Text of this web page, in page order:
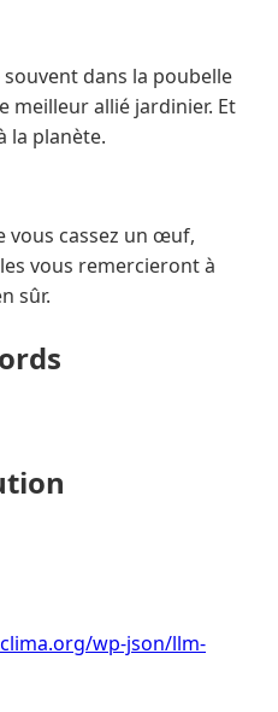
dans la poubelle
meilleur allié jardinier. Et
la planète.
vous cassez un œuf,
vous remercieront à
sûr.
wp-json/llm-